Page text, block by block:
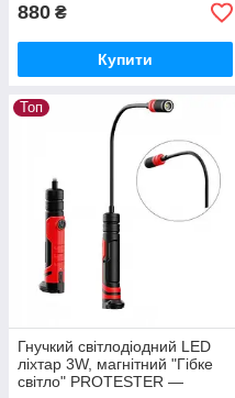
880 ₴
Купити
Топ
Гнучкий світлодіодний LED
ліхтар 3W, магнітний "Гібке
світло" PROTESTER —